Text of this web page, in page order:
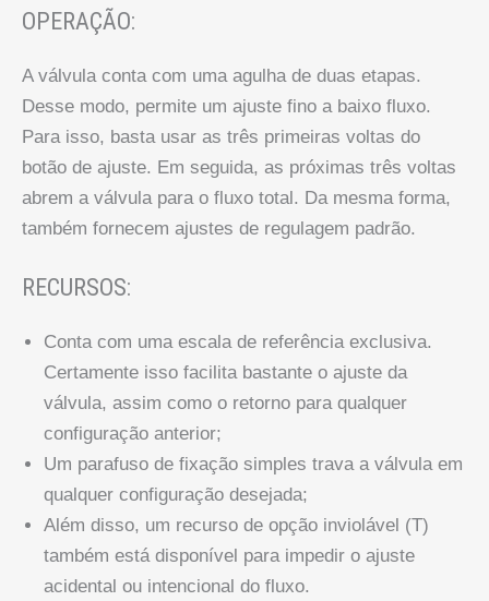
OPERAÇÃO:
A válvula conta com uma agulha de duas etapas.
Desse modo, permite um ajuste fino a baixo fluxo.
Para isso, basta usar as três primeiras voltas do
botão de ajuste. Em seguida, as próximas três voltas
abrem a válvula para o fluxo total. Da mesma forma,
também fornecem ajustes de regulagem padrão.
RECURSOS:
Conta com uma escala de referência exclusiva.
Certamente isso facilita bastante o ajuste da
válvula, assim como o retorno para qualquer
configuração anterior;
Um parafuso de fixação simples trava a válvula em
qualquer configuração desejada;
Além disso, um recurso de opção inviolável (T)
também está disponível para impedir o ajuste
acidental ou intencional do fluxo.